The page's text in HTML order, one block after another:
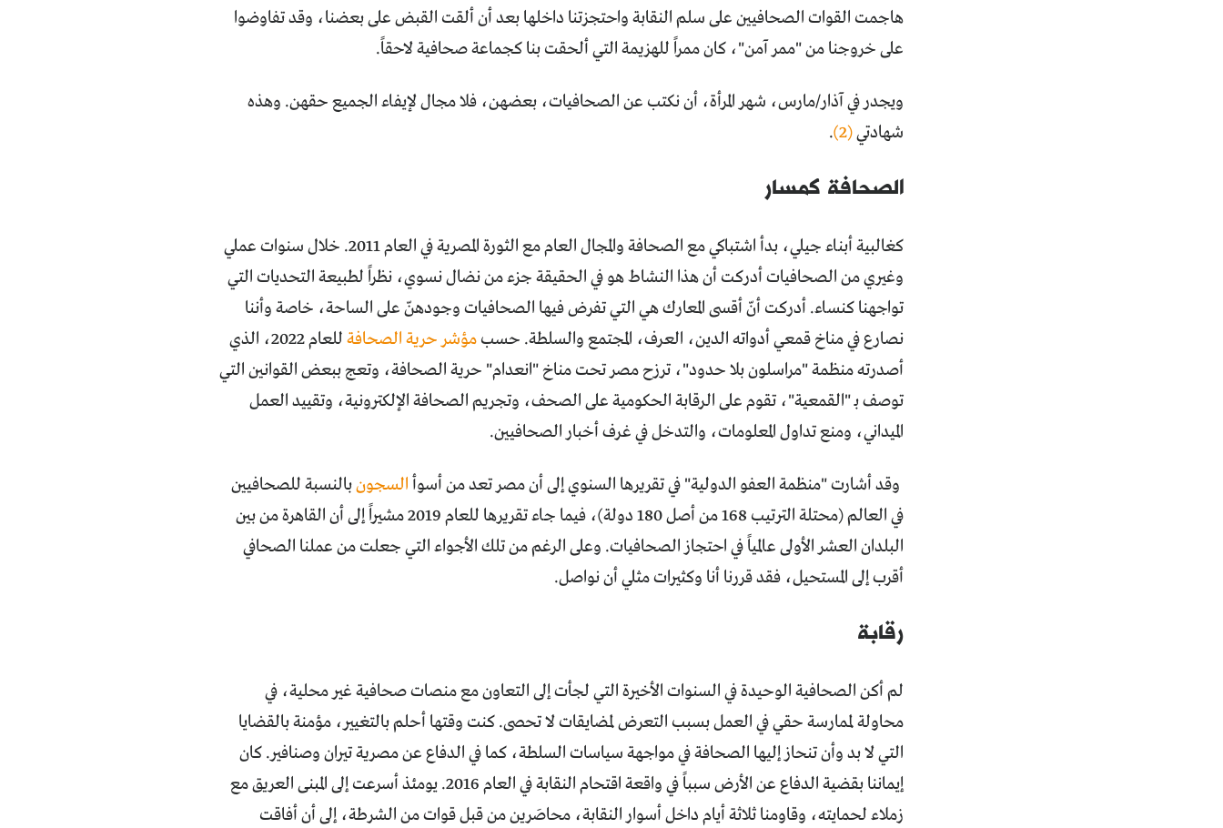
هاجمت القوات الصحافيين على سلم النقابة واحتجزتنا داخلها بعد أن ألقت القبض على بعضنا، وقد تفاوضوا
على خروجنا من "ممر آمن"، كان ممراً للهزيمة التي ألحقت بنا كجماعة صحافية لاحقاً.
ويجدر في آذار/مارس، شهر المرأة، أن نكتب عن الصحافيات، بعضهن، فلا مجال لإيفاء الجميع حقهن. وهذه
شهادتي(2)
.
الصحافة كمسار
كغالبية أبناء جيلي، بدأ اشتباكي مع الصحافة والمجال العام مع الثورة المصرية في العام 2011. خلال سنوات عملي
وغيري من الصحافيات أدركت أن هذا النشاط هو في الحقيقة جزء من نضال نسوي، نظراً لطبيعة التحديات التي
تواجهنا كنساء. أدركت أنّ أقسى المعارك هي التي تفرض فيها الصحافيات وجودهنّ على الساحة، خاصة وأننا
نصارع في مناخ قمعي أدواته الدين، العرف، المجتمع والسلطة. حسب مؤشر حرية الصحافة
للعام 2022، الذي
أصدرته منظمة "مراسلون بلا حدود"، ترزح مصر تحت مناخ "انعدام" حرية الصحافة، وتعج ببعض القوانين التي
توصف بـ "القمعية"، تقوم على الرقابة الحكومية على الصحف، وتجريم الصحافة الإلكترونية، وتقييد العمل
الميداني، ومنع تداول المعلومات، والتدخل في غرف أخبار الصحافيين.
وقد أشارت "منظمة العفو الدولية" في تقريرها السنوي إلى أن مصر تعد من أسوأ السجونبالنسبة للصحافيين
في العالم (محتلة الترتيب 168 من أصل 180 دولة)، فيما جاء تقريرها للعام 2019 مشيراً إلى أن القاهرة من بين
البلدان العشر الأولى عالمياً في احتجاز الصحافيات. وعلى الرغم من تلك الأجواء التي جعلت من عملنا الصحافي
أقرب إلى المستحيل، فقد قررنا أنا وكثيرات مثلي أن نواصل.
رقابة
لم أكن الصحافية الوحيدة في السنوات الأخيرة التي لجأت إلى التعاون مع منصات صحافية غير محلية، في
محاولة لممارسة حقي في العمل بسبب التعرض لمضايقات لا تحصى. كنت وقتها أحلم بالتغيير، مؤمنة بالقضايا
التي لا بد وأن تنحاز إليها الصحافة في مواجهة سياسات السلطة، كما في الدفاع عن مصرية تيران وصنافير. كان
إيماننا بقضية الدفاع عن الأرض سبباً في واقعة اقتحام النقابة في العام 2016. يومئذ أسرعت إلى المبنى العريق مع
زملاء لحمايته، وقاومنا ثلاثة أيام داخل أسوار النقابة، محاصَرين من قبل قوات من الشرطة، إلى أن أفاقت